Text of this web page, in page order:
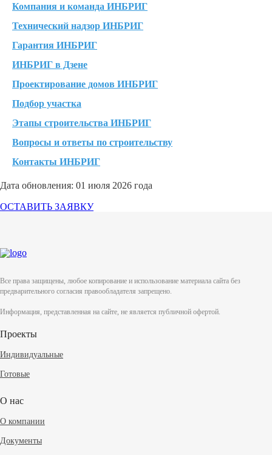
Компания и команда ИНБРИГ
Технический надзор ИНБРИГ
Гарантия ИНБРИГ
ИНБРИГ в Дзене
Проектирование домов ИНБРИГ
Подбор участка
Этапы строительства ИНБРИГ
Вопросы и ответы по строительству
Контакты ИНБРИГ
Дата обновления: 01 июля 2026 года
ОСТАВИТЬ ЗАЯВКУ
Все права защищены, любое копирование и использование материала сайта без
предварительного согласия правообладателя запрещено.
Информация, представленная на сайте, не является публичной офертой.
Проекты
Индивидуальные
Готовые
О нас
О компании
Документы